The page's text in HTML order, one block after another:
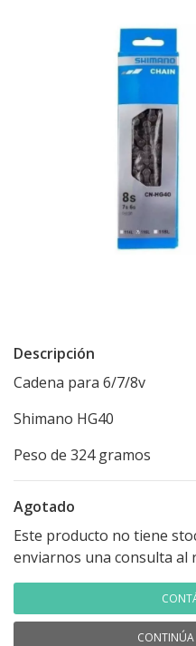
Descripción
Cadena para 6/7/8v
Shimano HG40
Peso de 324 gramos
Agotado
Este producto no tiene
enviarnos una consulta al